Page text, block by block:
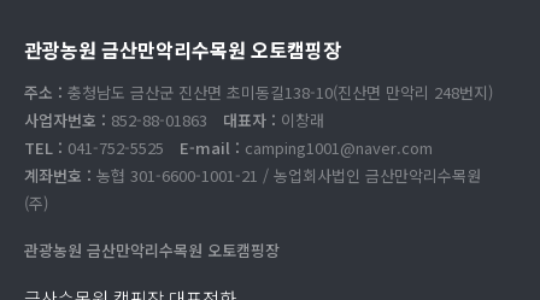
관광농원 금산만악리수목원 오토캠핑장
주소 : 충청남도 금산군 진산면 초미동길138-10(진산면 만악리 248번지)
사업자번호 : 852-88-01863 대표자 : 이창래
TEL : 041-752-5525 E-mail : camping1001@naver.com
계좌번호 : 농협 301-6600-1001-21 / 농업회사법인 금산만악리수목원
(주)
관광농원 금산만악리수목원 오토캠핑장